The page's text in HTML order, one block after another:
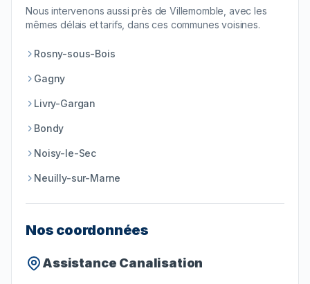
Nous intervenons aussi près deVillemomble , avec les
mêmes délais et tarifs, dans ces communes voisines.
Rosny-sous-Bois
Gagny
Livry-Gargan
Bondy
Noisy-le-Sec
Neuilly-sur-Marne
Nos coordonnées
Assistance Canalisation